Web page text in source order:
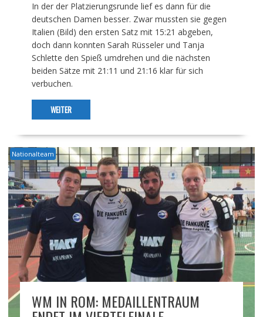
In der der Platzierungsrunde lief es dann für die
deutschen Damen besser. Zwar mussten sie gegen
Italien (Bild) den ersten Satz mit 15:21 abgeben,
doch dann konnten Sarah Rüsseler und Tanja
Schlette den Spieß umdrehen und die nächsten
beiden Sätze mit 21:11 und 21:16 klar für sich
verbuchen.
WEITER
Nationalteam
WM IN ROM: MEDAILLENTRAUM